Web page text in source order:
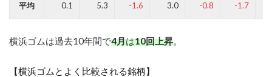
平均 0.1 5.3 -1.6 3.0 -0.8 -1.7
横浜ゴムは過去10年間で4月は10回上昇。
【横浜ゴムとよく比較される銘柄】